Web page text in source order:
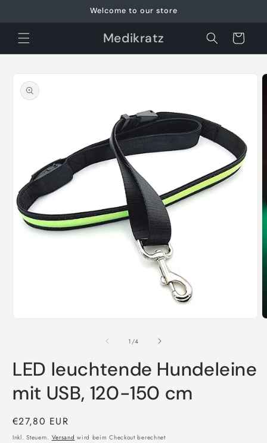
Inhalt
Welcome to our store
Medikratz Warenkorb
1 /von
4
LED leuchtende Hundeleine
mit USB, 120-150 cm
Normaler
Preis
€27,80 EUR
Inkl. Steuern. Versand wird beim Checkout berechnet